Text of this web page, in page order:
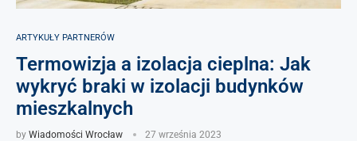
ARTYKUŁY PARTNERÓW
Termowizja a izolacja cieplna: Jak
wykryć braki w izolacji budynków
mieszkalnych
by Wiadomości Wrocław 27 września 2023